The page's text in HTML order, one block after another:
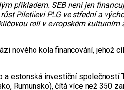
příkladem. SEB není jen
Piletilevi PLG ve střední a
roli v evropském kulturním
nového kola financování, jehož
a estonská investiční společností
Rumunsko), čítá více než 350